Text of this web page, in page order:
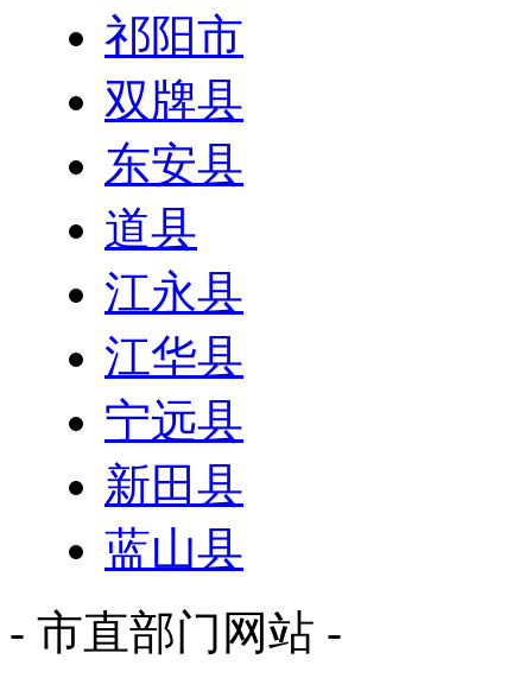
祁阳市
双牌县
东安县
道县
江永县
江华县
宁远县
新田县
蓝山县
- 市直部门网站 -